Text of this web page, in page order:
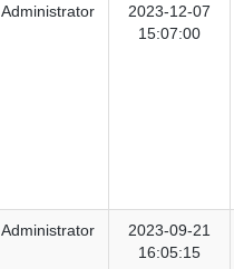
Administrator
2023-12-07
15:07:00
Administrator
2023-09-21
16:05:15